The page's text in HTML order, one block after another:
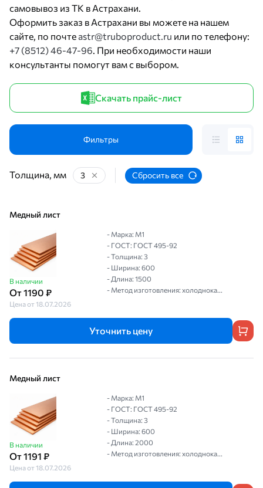
самовывоз из ТК в Астрахани.
Оформить заказ в Астрахани вы можете на нашем
сайте, по почте astr@truboproduct.ru или по телефону:
+7 (8512) 46-47-96. При необходимости наши
консультанты помогут вам с выбором.
Скачать прайс-лист
Фильтры
Толщина, мм 3 Сбросить все
Медный лист
В наличии
От 1190 ₽
Цена от 18.07.2026
- Марка: М1
- ГОСТ: ГОСТ 495-92
- Толщина: 3
- Ширина: 600
- Длина: 1500
- Метод изготовления: холоднока...
Уточнить цену
Медный лист
В наличии
От 1191 ₽
Цена от 18.07.2026
- Марка: М1
- ГОСТ: ГОСТ 495-92
- Толщина: 3
- Ширина: 600
- Длина: 2000
- Метод изготовления: холоднока...